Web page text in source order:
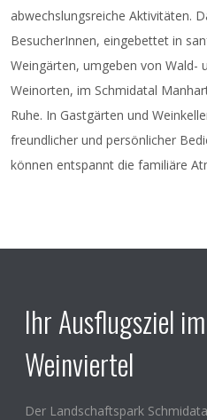
abwechslungsreiche Aktivitäten.
BesucherInnen, eingebettet in
Weingärten, umgeben von Wald-
Weinorten, im Schmidatal
Ruhe. In Gastgärten und
freundlicher und persönlicher
können entspannt die familiäre
Ihr Ausflugsziel
Weinviertel
Der Landschaftspark